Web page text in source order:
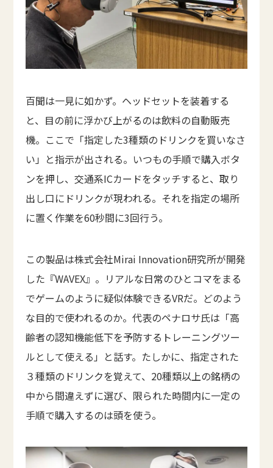
百聞は一見に如かず。ヘッドセットを装着する
と、目の前に浮かび上がるのは飲料の自動販売
機。ここで「指定した3種類のドリンクを買いなさ
い」と指示が出される。いつもの手順で購入ボタ
ンを押し、交通系ICカードをタッチすると、取り
出し口にドリンクが現われる。それを指定の場所
に置く作業を60秒間に3回行う。
この製品は株式会社Mirai Innovation研究所が開発
した『WAVEX』。リアルな日常のひとコマをまる
でゲームのように疑似体験できるVRだ。どのよう
な目的で使われるのか。代表のペナロサ氏は「高
齢者の認知機能低下を予防するトレーニングツー
ルとして使える」と話す。たしかに、指定された
３種類のドリンクを覚えて、20種類以上の銘柄の
中から間違えずに選び、限られた時間内に一定の
手順で購入するのは頭を使う。